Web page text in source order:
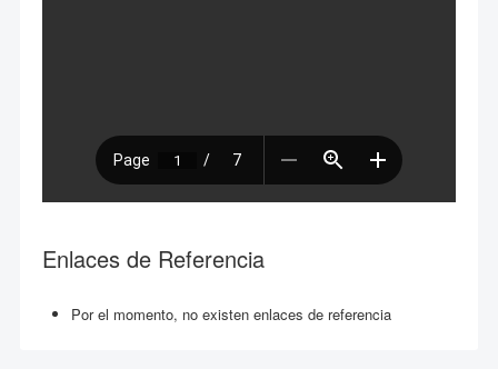
Enlaces de Referencia
Por el momento, no existen enlaces de referencia